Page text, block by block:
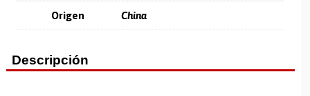
Origen China
Descripción